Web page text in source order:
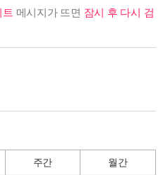
트 메시지가 뜨면 잠시 후 다시 검
주간 월간